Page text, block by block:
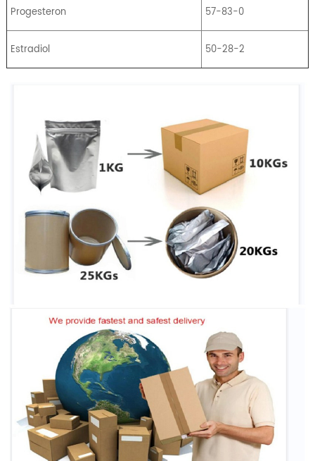
Progesteron 57-83-0
Estradiol 50-28-2